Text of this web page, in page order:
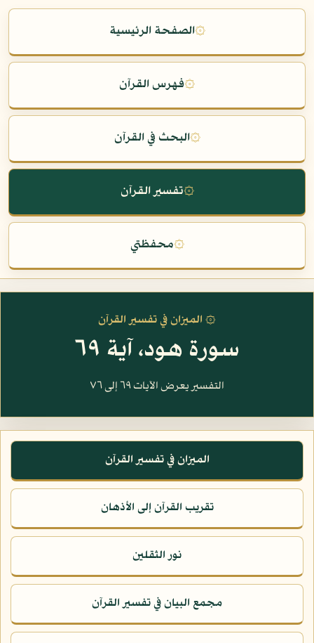
۞الصفحة الرئيسية
۞فهرس القرآن
۞البحث في القرآن
۞تفسير القرآن
۞محفظتي
۞ الميزان في تفسير القرآن
سورة هود، آية ٦٩
التفسير يعرض الآيات ٦٩ إلى ٧٦
الميزان في تفسير القرآن
تقريب القرآن إلى الأذهان
نور الثقلين
مجمع البيان في تفسير القرآن